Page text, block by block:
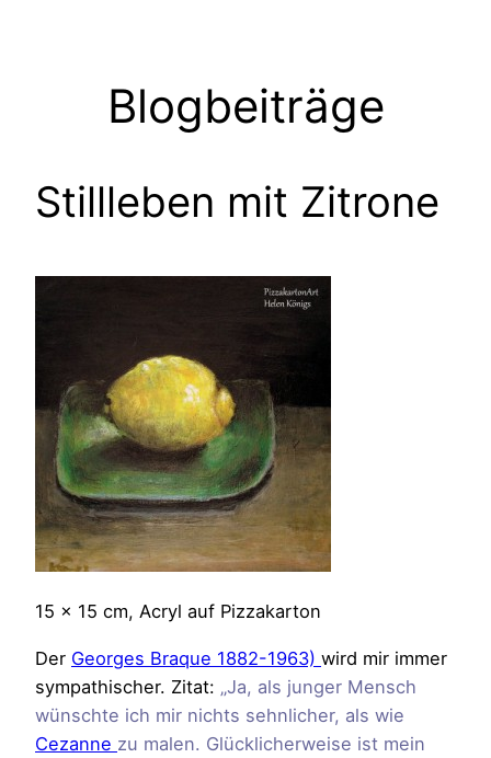
Blogbeiträge
Stillleben mit Zitrone
15 x 15 cm, Acryl auf Pizzakarton
Der Georges Braque 1882-1963) wird mir immer
sympathischer. Zitat: „Ja, als junger Mensch
wünschte ich mir nichts sehnlicher, als wie
Cezanne zu malen. Glücklicherweise ist mein